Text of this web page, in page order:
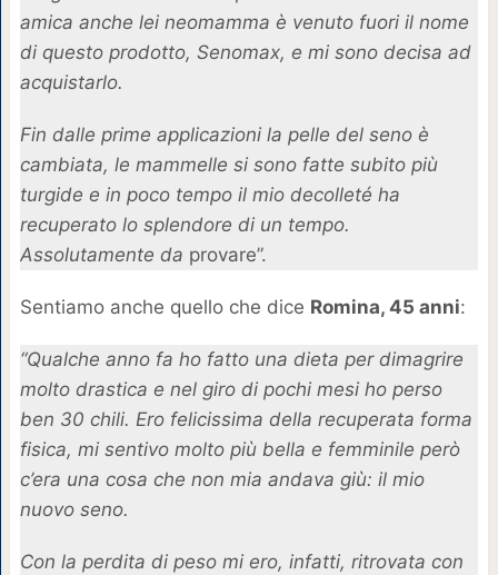
amica anche lei neomamma è venuto fuori il nome
di questo prodotto, Senomax, e mi sono decisa ad
acquistarlo.
Fin dalle prime applicazioni la pelle del seno è
cambiata, le mammelle si sono fatte subito più
turgide e in poco tempo il mio decolleté ha
recuperato lo splendore di un tempo.
Assolutamente da provare”.
Sentiamo anche quello che dice Romina, 45 anni:
“Qualche anno fa ho fatto una dieta per dimagrire
molto drastica e nel giro di pochi mesi ho perso
ben 30 chili. Ero felicissima della recuperata forma
fisica, mi sentivo molto più bella e femminile però
c’era una cosa che non mia andava giù: il mio
nuovo seno.
Con la perdita di peso mi ero, infatti, ritrovata con